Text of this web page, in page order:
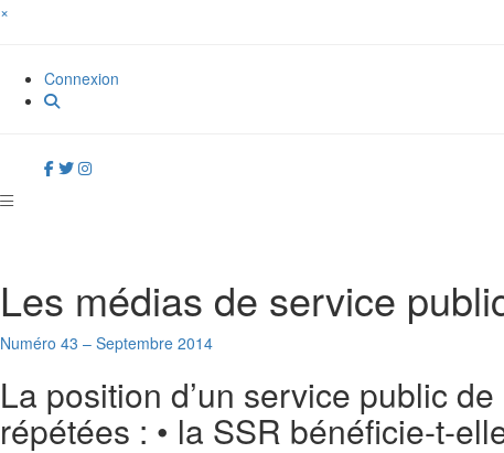
×
Connexion
Les médias de service
Numéro 43 – Septembre 2014
La position d’un service public
répétées : • la SSR bénéficie-t-